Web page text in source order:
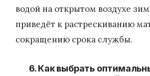
водой на открытом воздухе
приведёт к растрескиванию
сокращению срока службы.
6. Как выбрать